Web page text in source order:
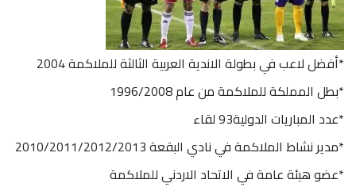
*أفضل لاعب في بطولة الاندية العربية الثالثة للملاكمة 2004
*بطل المملكة للملاكمة من عام 1996/2008
*عدد المباريات الدولية93 لقاء
*مدير نشاط الملاكمة في نادي البقعة 2010/2011/2012/2013
*عضو هيئة عامة في الاتحاد الاردني للملاكمة